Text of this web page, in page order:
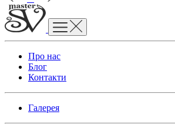
Про нас
Блог
Контакти
Галерея